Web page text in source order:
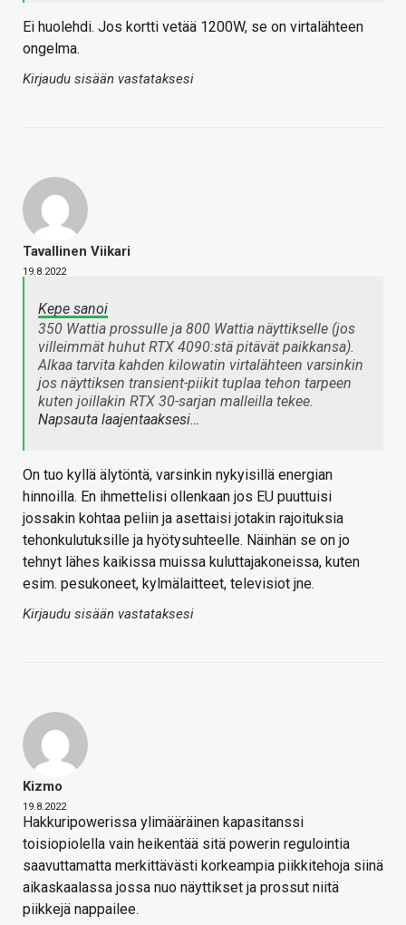
Ei huolehdi. Jos kortti vetää 1200W, se on virtalähteen
ongelma.
Kirjaudu sisään vastataksesi
Tavallinen Viikari
19.8.2022
Kepe sanoi
350 Wattia prossulle ja 800 Wattia näyttikselle (jos
villeimmät huhut RTX 4090:stä pitävät paikkansa).
Alkaa tarvita kahden kilowatin virtalähteen varsinkin
jos näyttiksen transient-piikit tuplaa tehon tarpeen
kuten joillakin RTX 30-sarjan malleilla tekee.
Napsauta laajentaaksesi…
On tuo kyllä älytöntä, varsinkin nykyisillä energian
hinnoilla. En ihmettelisi ollenkaan jos EU puuttuisi
jossakin kohtaa peliin ja asettaisi jotakin rajoituksia
tehonkulutuksille ja hyötysuhteelle. Näinhän se on jo
tehnyt lähes kaikissa muissa kuluttajakoneissa, kuten
esim. pesukoneet, kylmälaitteet, televisiot jne.
Kirjaudu sisään vastataksesi
Kizmo
19.8.2022
Hakkuripowerissa ylimääräinen kapasitanssi
toisiopiolella vain heikentää sitä powerin regulointia
saavuttamatta merkittävästi korkeampia piikkitehoja siinä
aikaskaalassa jossa nuo näyttikset ja prossut niitä
piikkejä nappailee.